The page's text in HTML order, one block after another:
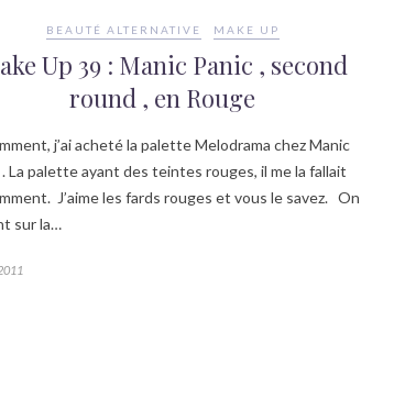
BEAUTÉ ALTERNATIVE MAKE UP
Up 39 : Manic Panic , second
round , en Rouge
j’ai acheté la palette Melodrama chez Manic
. La palette ayant des teintes rouges, il me la fallait
J’aime les fards rouges et vous le savez. On
sur la…